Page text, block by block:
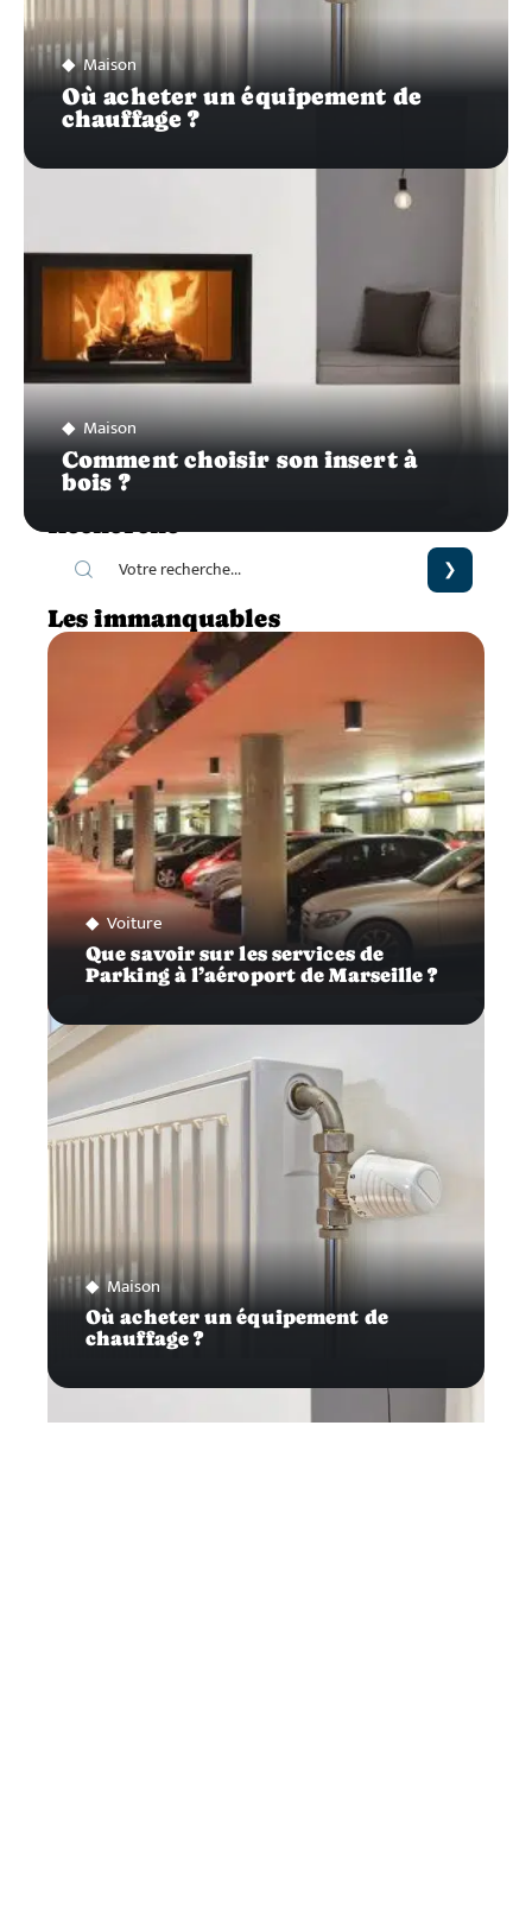
Maison
Où acheter un équipement de
chauffage ?
Maison
Comment choisir son insert à
bois ?
Les immanquables
Voiture
Que savoir sur les services de
Parking à l’aéroport de Marseille ?
Maison
Où acheter un équipement de
chauffage ?